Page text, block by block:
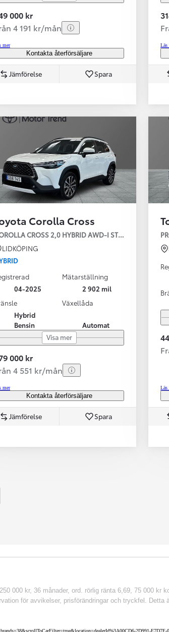
000 kr
4 191 kr/mån
mer
Kontakta återförsäljare
Jämförelse Spara
Läs
Corolla Cross
CROSS 2,0 HYBRID AWD-I STYLE PLUSPAKET
LIDKÖPING
04-2025
Mätarställning
2 902 mil
Hybrid
Bensin
Växellåda
Automat
Visa mer
000 kr
4 551 kr/mån
mer
Kontakta återförsäljare
Jämförelse Spara
Läs
page
000 kr, 36 månader, ord. rörlig ränta 6,69, 75 000 kr
för avvikelser, prisförändringar och tryckfel. Detta
2D991-E7D7E-